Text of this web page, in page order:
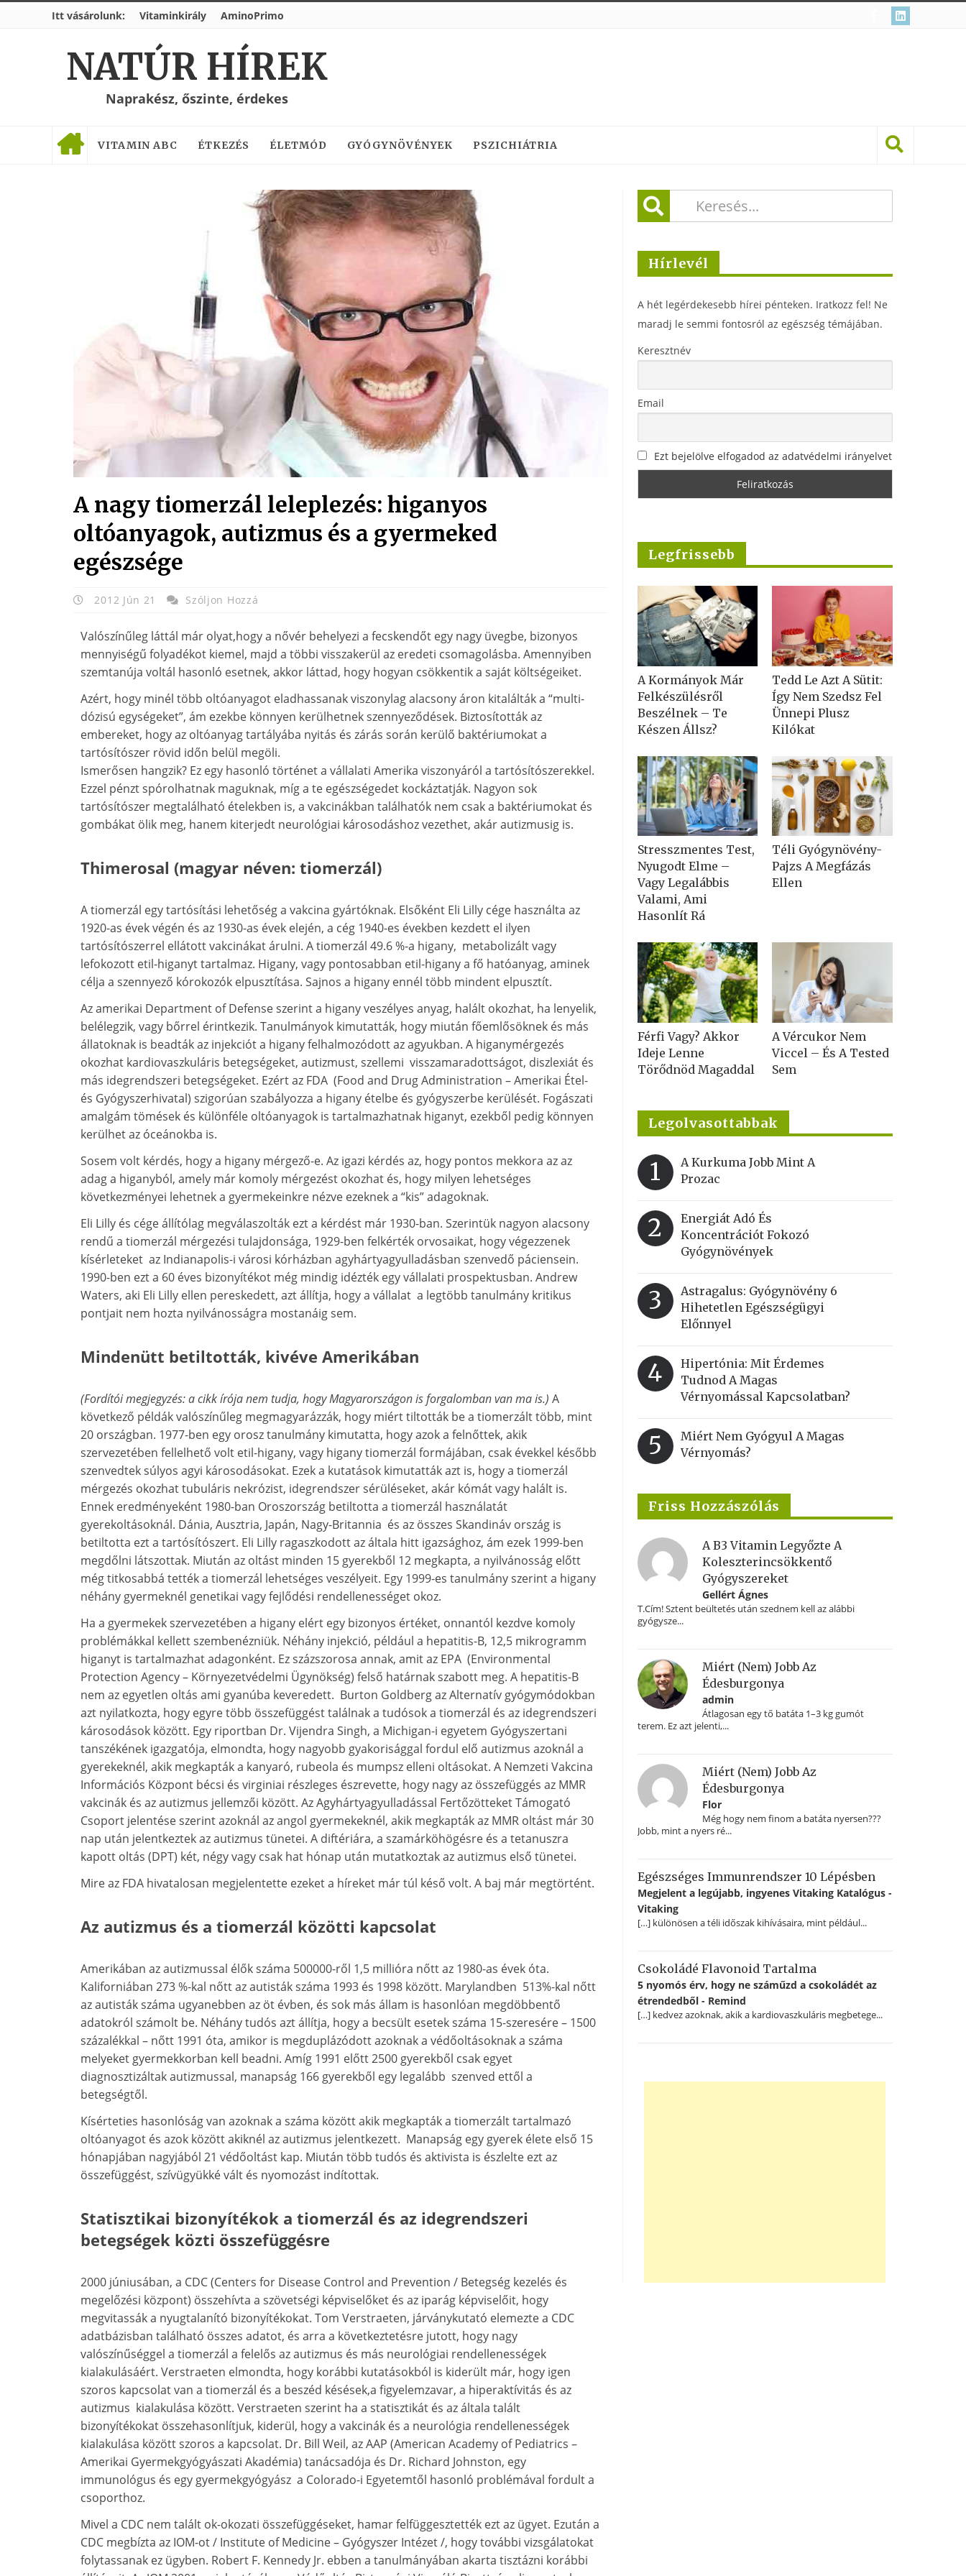
Itt vásárolunk: Vitaminkirály AminoPrimo
NATÚR HÍREK
Naprakész, őszinte, érdekes
VITAMIN ABC ÉTKEZÉS ÉLETMÓD GYÓGYNÖVÉNYEK PSZICHIÁTRIA
A nagy tiomerzál leleplezés: higanyos
oltóanyagok, autizmus és a gyermeked
egészsége
2012 Jún 21 Szóljon Hozzá
Valószínűleg láttál már olyat,hogy a nővér behelyezi a fecskendőt egy nagy üvegbe, bizonyos
mennyiségű folyadékot kiemel, majd a többi visszakerül az eredeti csomagolásba. Amennyiben
szemtanúja voltál hasonló esetnek, akkor láttad, hogy hogyan csökkentik a saját költségeiket.
Azért, hogy minél több oltóanyagot eladhassanak viszonylag alacsony áron kitalálták a “multi-
dózisú egységeket”, ám ezekbe könnyen kerülhetnek szennyeződések. Biztosították az
embereket, hogy az oltóanyag tartályába nyitás és zárás során kerülő baktériumokat a
tartósítószer rövid időn belül megöli.
Ismerősen hangzik? Ez egy hasonló történet a vállalati Amerika viszonyáról a tartósítószerekkel.
Ezzel pénzt spórolhatnak maguknak, míg a te egészségedet kockáztatják. Nagyon sok
tartósítószer megtalálható ételekben is, a vakcinákban találhatók nem csak a baktériumokat és
gombákat ölik meg, hanem kiterjedt neurológiai károsodáshoz vezethet, akár autizmusig is.
Thimerosal (magyar néven: tiomerzál)
A tiomerzál egy tartósítási lehetőség a vakcina gyártóknak. Elsőként Eli Lilly cége használta az
1920-as évek végén és az 1930-as évek elején, a cég 1940-es években kezdett el ilyen
tartósítószerrel ellátott vakcinákat árulni. A tiomerzál 49.6 %-a higany, metabolizált vagy
lefokozott etil-higanyt tartalmaz. Higany, vagy pontosabban etil-higany a fő hatóanyag, aminek
célja a szennyező kórokozók elpusztítása. Sajnos a higany ennél több mindent elpusztít.
Az amerikai Department of Defense szerint a higany veszélyes anyag, halált okozhat, ha lenyelik,
belélegzik, vagy bőrrel érintkezik. Tanulmányok kimutatták, hogy miután főemlősöknek és más
állatoknak is beadták az injekciót a higany felhalmozódott az agyukban. A higanymérgezés
okozhat kardiovaszkuláris betegségeket, autizmust, szellemi visszamaradottságot, diszlexiát és
más idegrendszeri betegségeket. Ezért az FDA (Food and Drug Administration – Amerikai Étel-
és Gyógyszerhivatal) szigorúan szabályozza a higany ételbe és gyógyszerbe kerülését. Fogászati
amalgám tömések és különféle oltóanyagok is tartalmazhatnak higanyt, ezekből pedig könnyen
kerülhet az óceánokba is.
Sosem volt kérdés, hogy a higany mérgező-e. Az igazi kérdés az, hogy pontos mekkora az az
adag a higanyból, amely már komoly mérgezést okozhat és, hogy milyen lehetséges
következményei lehetnek a gyermekeinkre nézve ezeknek a “kis” adagoknak.
Eli Lilly és cége állítólag megválaszolták ezt a kérdést már 1930-ban. Szerintük nagyon alacsony
rendű a tiomerzál mérgezési tulajdonsága, 1929-ben felkérték orvosaikat, hogy végezzenek
kísérleteket az Indianapolis-i városi kórházban agyhártyagyulladásban szenvedő páciensein.
1990-ben ezt a 60 éves bizonyítékot még mindig idézték egy vállalati prospektusban. Andrew
Waters, aki Eli Lilly ellen pereskedett, azt állítja, hogy a vállalat a legtöbb tanulmány kritikus
pontjait nem hozta nyilvánosságra mostanáig sem.
Mindenütt betiltották, kivéve Amerikában
(Fordítói megjegyzés: a cikk írója nem tudja, hogy Magyarországon is forgalomban van ma is.) A
következő példák valószínűleg megmagyarázzák, hogy miért tiltották be a tiomerzált több, mint
20 országban. 1977-ben egy orosz tanulmány kimutatta, hogy azok a felnőttek, akik
szervezetében fellelhető volt etil-higany, vagy higany tiomerzál formájában, csak évekkel később
szenvedtek súlyos agyi károsodásokat. Ezek a kutatások kimutatták azt is, hogy a tiomerzál
mérgezés okozhat tubuláris nekrózist, idegrendszer sérüléseket, akár kómát vagy halált is.
Ennek eredményeként 1980-ban Oroszország betiltotta a tiomerzál használatát
gyerekoltásoknál. Dánia, Ausztria, Japán, Nagy-Britannia és az összes Skandináv ország is
betiltotta ezt a tartósítószert. Eli Lilly ragaszkodott az általa hitt igazsághoz, ám ezek 1999-ben
megdőlni látszottak. Miután az oltást minden 15 gyerekből 12 megkapta, a nyilvánosság előtt
még titkosabbá tették a tiomerzál lehetséges veszélyeit. Egy 1999-es tanulmány szerint a higany
néhány gyermeknél genetikai vagy fejlődési rendellenességet okoz.
Ha a gyermekek szervezetében a higany elért egy bizonyos értéket, onnantól kezdve komoly
problémákkal kellett szembenézniük. Néhány injekció, például a hepatitis-B, 12,5 mikrogramm
higanyt is tartalmazhat adagonként. Ez százszorosa annak, amit az EPA (Environmental
Protection Agency – Környezetvédelmi Ügynökség) felső határnak szabott meg. A hepatitis-B
nem az egyetlen oltás ami gyanúba keveredett. Burton Goldberg az Alternatív gyógymódokban
azt nyilatkozta, hogy egyre több összefüggést találnak a tudósok a tiomerzál és az idegrendszeri
károsodások között. Egy riportban Dr. Vijendra Singh, a Michigan-i egyetem Gyógyszertani
tanszékének igazgatója, elmondta, hogy nagyobb gyakorisággal fordul elő autizmus azoknál a
gyerekeknél, akik megkapták a kanyaró, rubeola és mumpsz elleni oltásokat. A Nemzeti Vakcina
Információs Központ bécsi és virginiai részleges észrevette, hogy nagy az összefüggés az MMR
vakcinák és az autizmus jellemzői között. Az Agyhártyagyulladással Fertőzötteket Támogató
Csoport jelentése szerint azoknál az angol gyermekeknél, akik megkapták az MMR oltást már 30
nap után jelentkeztek az autizmus tünetei. A diftériára, a szamárköhögésre és a tetanuszra
kapott oltás (DPT) két, négy vagy csak hat hónap után mutatkoztak az autizmus első tünetei.
Mire az FDA hivatalosan megjelentette ezeket a híreket már túl késő volt. A baj már megtörtént.
Az autizmus és a tiomerzál közötti kapcsolat
Amerikában az autizmussal élők száma 500000-ről 1,5 millióra nőtt az 1980-as évek óta.
Kaliforniában 273 %-kal nőtt az autisták száma 1993 és 1998 között. Marylandben 513%-kal nőtt
az autisták száma ugyanebben az öt évben, és sok más állam is hasonlóan megdöbbentő
adatokról számolt be. Néhány tudós azt állítja, hogy a becsült esetek száma 15-szeresére – 1500
százalékkal – nőtt 1991 óta, amikor is megduplázódott azoknak a védőoltásoknak a száma
melyeket gyermekkorban kell beadni. Amíg 1991 előtt 2500 gyerekből csak egyet
diagnosztizáltak autizmussal, manapság 166 gyerekből egy legalább szenved ettől a
betegségtől.
Kísérteties hasonlóság van azoknak a száma között akik megkapták a tiomerzált tartalmazó
oltóanyagot és azok között akiknél az autizmus jelentkezett. Manapság egy gyerek élete első 15
hónapjában nagyjából 21 védőoltást kap. Miután több tudós és aktivista is észlelte ezt az
összefüggést, szívügyükké vált és nyomozást indítottak.
Statisztikai bizonyítékok a tiomerzál és az idegrendszeri
betegségek közti összefüggésre
2000 júniusában, a CDC (Centers for Disease Control and Prevention / Betegség kezelés és
megelőzési központ) összehívta a szövetségi képviselőket és az iparág képviselőit, hogy
megvitassák a nyugtalanító bizonyítékokat. Tom Verstraeten, járványkutató elemezte a CDC
adatbázisban található összes adatot, és arra a következtetésre jutott, hogy nagy
valószínűséggel a tiomerzál a felelős az autizmus és más neurológiai rendellenességek
kialakulásáért. Verstraeten elmondta, hogy korábbi kutatásokból is kiderült már, hogy igen
szoros kapcsolat van a tiomerzál és a beszéd késések,a figyelemzavar, a hiperaktívitás és az
autizmus kialakulása között. Verstraeten szerint ha a statisztikát és az általa talált
bizonyítékokat összehasonlítjuk, kiderül, hogy a vakcinák és a neurológia rendellenességek
kialakulása között szoros a kapcsolat. Dr. Bill Weil, az AAP (American Academy of Pediatrics –
Amerikai Gyermekgyógyászati Akadémia) tanácsadója és Dr. Richard Johnston, egy
immunológus és egy gyermekgyógyász a Colorado-i Egyetemtől hasonló problémával fordult a
csoporthoz.
Mivel a CDC nem talált ok-okozati összefüggéseket, hamar felfüggesztették ezt az ügyet. Ezután a
CDC megbízta az IOM-ot / Institute of Medicine – Gyógyszer Intézet /, hogy további vizsgálatokat
folytassanak ez ügyben. Robert F. Kennedy Jr. ebben a tanulmányában akarta tisztázni korábbi
Hírlevél
A hét legérdekesebb hírei pénteken. Iratkozz fel! Ne
maradj le semmi fontosról az egészség témájában.
Keresztnév
Email
Ezt bejelölve elfogadod az adatvédelmi irányelvet
Legfrissebb
A Kormányok Már
Felkészülésről
Beszélnek – Te
Készen Állsz?
Tedd Le Azt A Sütit:
Így Nem Szedsz Fel
Ünnepi Plusz
Kilókat
Stresszmentes Test,
Nyugodt Elme –
Vagy Legalábbis
Valami, Ami
Hasonlít Rá
Téli Gyógynövény-
Pajzs A Megfázás
Ellen
Férfi Vagy? Akkor
Ideje Lenne
Törődnöd Magaddal
A Vércukor Nem
Viccel – És A Tested
Sem
Legolvasottabbak
1
A Kurkuma Jobb Mint A
Prozac
2
Energiát Adó És
Koncentrációt Fokozó
Gyógynövények
3
Astragalus: Gyógynövény 6
Hihetetlen Egészségügyi
Előnnyel
4
Hipertónia: Mit Érdemes
Tudnod A Magas
Vérnyomással Kapcsolatban?
5
Miért Nem Gyógyul A Magas
Vérnyomás?
Friss Hozzászólás
A B3 Vitamin Legyőzte A
Koleszterincsökkentő
Gyógyszereket
Gellért Ágnes
T.Cím! Sztent beültetés után szednem kell az alábbi
gyógysze...
Miért (nem) Jobb Az
Édesburgonya
admin
Átlagosan egy tő batáta 1–3 kg gumót
terem. Ez azt jelenti,...
Miért (nem) Jobb Az
Édesburgonya
Flor
Még hogy nem finom a batáta nyersen???
Jobb, mint a nyers ré...
Egészséges Immunrendszer 10 Lépésben
Megjelent a legújabb, ingyenes Vitaking Katalógus -
Vitaking
[…] különösen a téli időszak kihívásaira, mint például...
Csokoládé Flavonoid Tartalma
5 nyomós érv, hogy ne száműzd a csokoládét az
étrendedből - Remind
[…] kedvez azoknak, akik a kardiovaszkuláris megbetege...